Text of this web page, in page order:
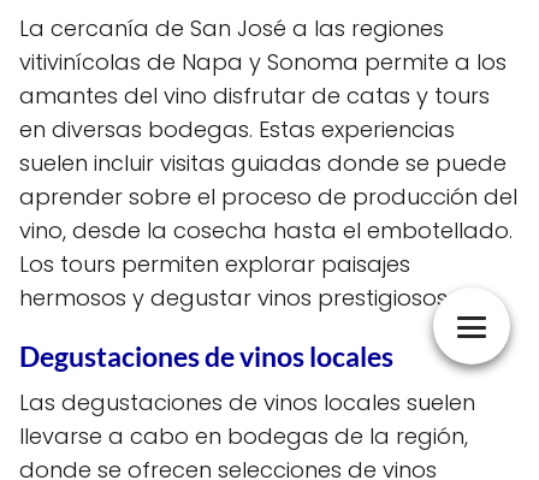
La cercanía de San José a las regiones
vitivinícolas de Napa y Sonoma permite a los
amantes del vino disfrutar de catas y tours
en diversas bodegas. Estas experiencias
suelen incluir visitas guiadas donde se puede
aprender sobre el proceso de producción del
vino, desde la cosecha hasta el embotellado.
Los tours permiten explorar paisajes
hermosos y degustar vinos prestigiosos.
Degustaciones de vinos locales
Las degustaciones de vinos locales suelen
llevarse a cabo en bodegas de la región,
donde se ofrecen selecciones de vinos